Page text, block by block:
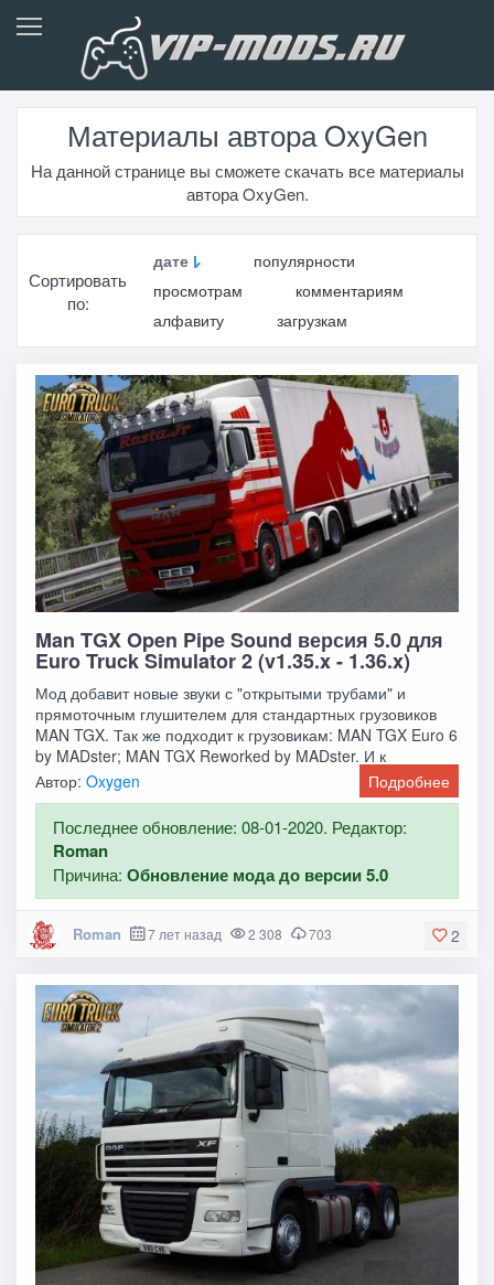
Материалы автора OxyGen
На данной странице вы сможете скачать все материалы
автора OxyGen.
Сортировать
по:
дате
популярности
просмотрам
комментариям
алфавиту
загрузкам
Man TGX Open Pipe Sound версия 5.0 для
Euro Truck Simulator 2 (v1.35.x - 1.36.x)
Мод добавит новые звуки с "открытыми трубами" и
прямоточным глушителем для стандартных грузовиков
MAN TGX. Так же подходит к грузовикам: MAN TGX Euro 6
by MADster; MAN TGX Reworked by MADster. И к
Автор:Oxygen Подробнее
Последнее обновление: 08-01-2020. Редактор:
Roman
Причина:Обновление мода до версии 5.0
2
Roman 7 лет назад 2 308 703